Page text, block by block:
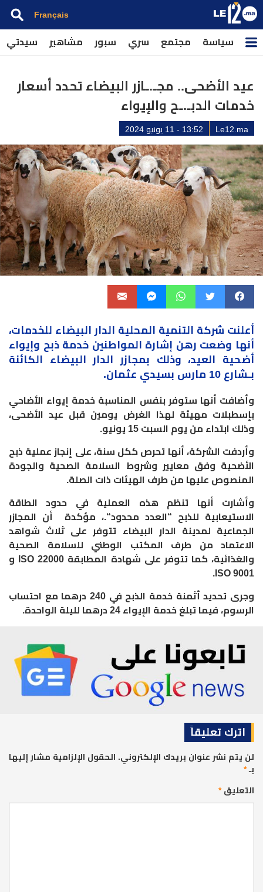
Français
سياسة مجتمع سري سبور مشاهير سيدتي
عيد الأضحى.. مجـ.ـازر البيضاء تحدد أسعار
خدمات الدبـ.ـح والإيواء
Le12.ma 13:52 - 11 يونيو 2024
أعلنت شركة التنمية المحلية الدار البيضاء للخدمات،
أنها وضعت رهن إشارة المواطنين خدمة ذبح وإيواء
أضحية العيد، وذلك بمجازر الدار البيضاء الكائنة
بـشارع 10 مارس بسيدي عثمان.
وأضافت أنها ستوفر بنفس المناسبة خدمة إيواء الأضاحي
بإسطبلات مهيئة لهذا الغرض يومين قبل عيد الأضحى،
وذلك ابتداء من يوم السبت 15 يونيو
.
وأردفت الشركة، أنها تحرص ككل سنة، على إنجاز عملية ذبح
الأضحية وفق معايير وشروط السلامة الصحية والجودة
المنصوص عليها من طرف الهيئات ذات الصلة.
وأشارت أنها تنظم هذه العملية في حدود الطاقة
الاستيعابية للذبح “العدد محدود“.، مؤكدة أن المجازر
الجماعية لمدينة الدار البيضاء تتوفر على ثلاث شواهد
الاعتماد من طرف المكتب الوطني للسلامة الصحية
والغذائية، كما تتوفر على شهادة المطابقة
و
ISO 9001.
وجرى تحديد أثمنة خدمة الذبح في 240 درهما مع احتساب
الرسوم، فيما تبلغ خدمة الإيواء 24 درهما لليلة الواحدة.
اترك تعليقاً
لن يتم نشر عنوان بريدك الإلكتروني. الحقول الإلزامية مشار إليها
بـ*
التعليق*